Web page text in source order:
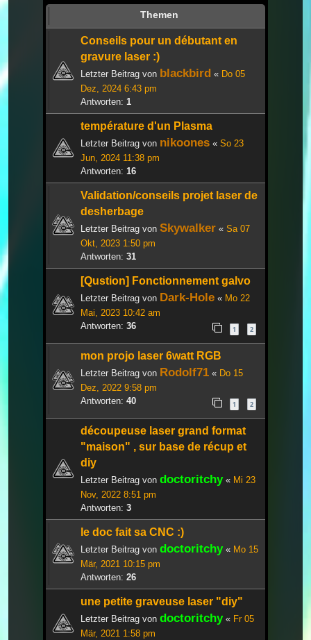
Themen
Conseils pour un débutant en
gravure laser :)
Letzter Beitrag von blackbird « Do 05
Dez, 2024 6:43 pm
Antworten: 1
température d'un Plasma
Letzter Beitrag von nikoones « So 23
Jun, 2024 11:38 pm
Antworten: 16
Validation/conseils projet laser de
desherbage
Letzter Beitrag von Skywalker « Sa 07
Okt, 2023 1:50 pm
Antworten: 31
[Qustion] Fonctionnement galvo
Letzter Beitrag von Dark-Hole « Mo 22
Mai, 2023 10:42 am
Antworten: 36 1 2
mon projo laser 6watt RGB
Letzter Beitrag von Rodolf71 « Do 15
Dez, 2022 9:58 pm
Antworten: 40 1 2
découpeuse laser grand format
"maison" , sur base de récup et
diy
Letzter Beitrag von doctoritchy« Mi 23
Nov, 2022 8:51 pm
Antworten: 3
le doc fait sa CNC :)
Letzter Beitrag von doctoritchy« Mo 15
Mär, 2021 10:15 pm
Antworten: 26
une petite graveuse laser "diy"
Letzter Beitrag von doctoritchy« Fr 05
Mär, 2021 1:58 pm